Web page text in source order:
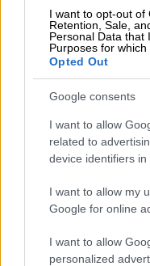
I want to opt-out of
Retention, Sale,
Personal Data that
Purposes for which
Opted Out
Google consents
I want to allow
related to
device identifiers in
I want to allow my
Google for online
I want to allow
personalized
προβάλλεται και
συνδρομητική
ακολουθεί την
Αικατερίνης, απ'
να μεταβεί στη
παντρευτεί τον
την κατάκτηση
παραμονή της σε
θρησκευτικοί
αυλής, αλλά και ο
από τα εμπόδια
ξεπεράσει με